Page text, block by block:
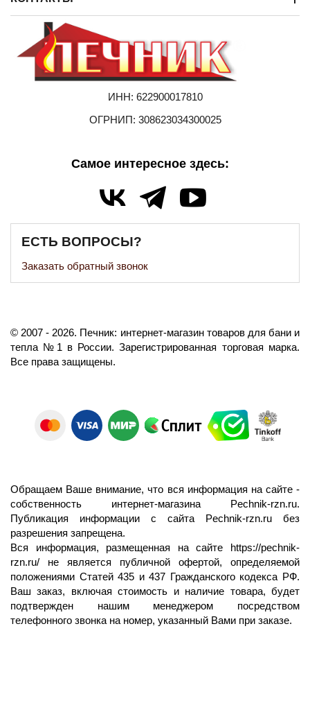
ИНН: 622900017810
ОГРНИП: 308623034300025
Самое интересное здесь:
ЕСТЬ ВОПРОСЫ?
Заказать обратный звонок
©️ 2007 - 2026. Печник: интернет-магазин товаров для бани и
тепла №1 в России. Зарегистрированная торговая марка.
Все права защищены.
Обращаем Ваше внимание, что вся информация на сайте -
собственность интернет-магазина Pechnik-rzn.ru.
Публикация информации с сайта Pechnik-rzn.ru без
разрешения запрещена.
Вся информация, размещенная на сайте https://pechnik-
rzn.ru/ не является публичной офертой, определяемой
положениями Статей 435 и 437 Гражданского кодекса РФ.
Ваш заказ, включая стоимость и наличие товара, будет
подтвержден нашим менеджером посредством
телефонного звонка на номер, указанный Вами при заказе.